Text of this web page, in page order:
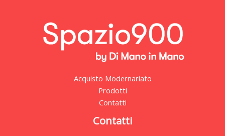
Acquisto Modernariato
Prodotti
Contatti
Contatti